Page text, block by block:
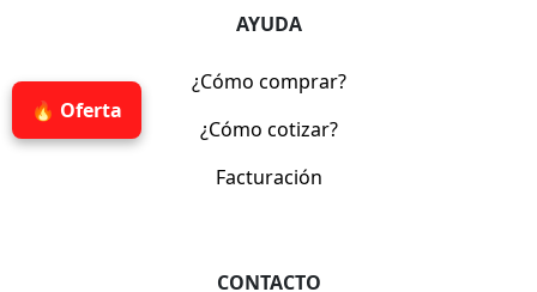
🔥 Oferta
AYUDA
¿Cómo comprar?
¿Cómo cotizar?
Facturación
CONTACTO